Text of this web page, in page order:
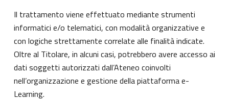
Il trattamento viene effettuato mediante strumenti
informatici e/o telematici, con modalità organizzative e
con logiche strettamente correlate alle finalità indicate.
Oltre al Titolare, in alcuni casi, potrebbero avere accesso ai
dati soggetti autorizzati dall’Ateneo coinvolti
nell’organizzazione e gestione della piattaforma e-
Learning.